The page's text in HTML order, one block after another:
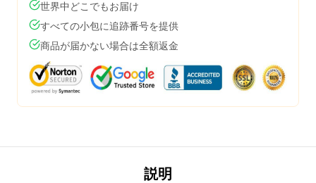
世界中どこでもお届け
すべての小包に追跡番号を提供
商品が届かない場合は全額返金
説明